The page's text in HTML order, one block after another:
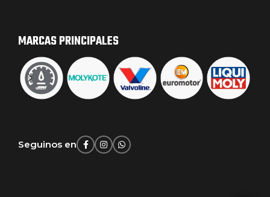
MARCAS PRINCIPALES
Seguinos en